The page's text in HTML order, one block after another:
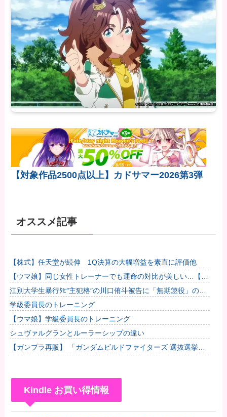
【対象作品2500点以上】カドサマー2026第3弾
オススメ記事
【株式】任天堂が続伸 1Q決算の大幅増益を素直に評価他
【ウマ娘】同じ女性トレーナーでも運命の対比が美しい…【ス
タブロ第63話】他
江別大学生暴行ﾀﾋ″主犯格″の川口侑斗被告に「無期懲役」の判
決→当時17歳少年に「懲役30年」の判決
学級委員長のトレーニング
【ウマ娘】学級委員長のトレーニング
シュヴァルグランとルーラーシップの違い
【ガンプラ再販】 「ガンダムビルドファイターズ 選抜選挙」
Kindle お買い得情報